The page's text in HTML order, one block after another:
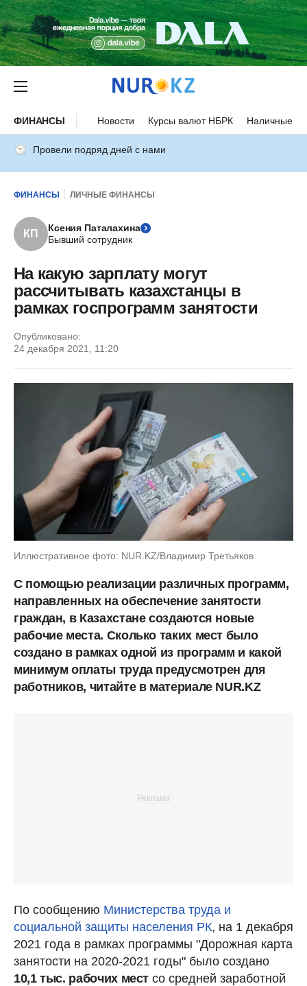
ФИНАНСЫ Новости Курсы валют НБРК Наличные
Провели подряд дней с нами
ФИНАНСЫ ЛИЧНЫЕ ФИНАНСЫ
КП
Ксения Паталахина
Бывший сотрудник
На какую зарплату могут
рассчитывать казахстанцы в
рамках госпрограмм занятости
Опубликовано:
24 декабря 2021, 11:20
Иллюстративное фото: NUR.KZ/Владимир Третьяков
С помощью реализации различных программ,
направленных на обеспечение занятости
граждан, в Казахстане создаются новые
рабочие места. Сколько таких мест было
создано в рамках одной из программ и какой
минимум оплаты труда предусмотрен для
работников, читайте в материале NUR.KZ
По сообщению Министерства труда и
социальной защиты населения РК, на 1 декабря
2021 года в рамках программы "Дорожная карта
занятости на 2020-2021 годы" было создано
10,1 тыс. рабочих мест со средней заработной